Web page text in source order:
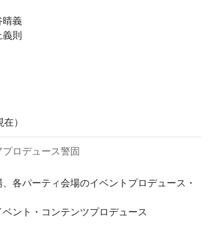
晴義
則
）
ロデュース警固
、各パーティ会場のイベントプロデュース・
ベント・コンテンツプロデュース